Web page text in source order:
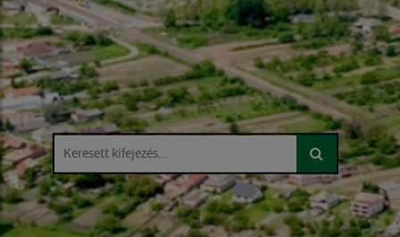
Keresett kifejezés...